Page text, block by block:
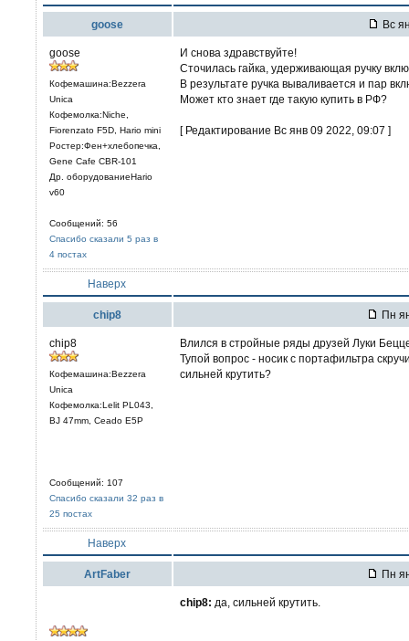
goose Вс
goose
Кофемашина:Bezzera
Unica
Кофемолка:Niche,
Fiorenzato F5D, Hario mini
Ростер:Фен+хлебопечка,
Gene Cafe CBR-101
Др. оборудованиеHario
v60
Сообщений: 56
Спасибо сказали 5 раз в
4 постах
И снова здравствуйте!
Сточилась гайка, удерживающая ручку
В результате ручка вываливается и пар
Может кто знает где такую купить в РФ?
[ Редактирование Вс янв 09 2022, 09:07 ]
Наверх
chip8 Пн
chip8
Кофемашина:Bezzera
Unica
Кофемолка:Lelit PL043,
BJ 47mm, Ceado E5P
Сообщений: 107
Спасибо сказали 32 раз в
25 постах
Влился в стройные ряды друзей Луки
Тупой вопрос - носик с портафильтра
сильней крутить?
Наверх
ArtFaber Пн
chip8: да, сильней крутить.